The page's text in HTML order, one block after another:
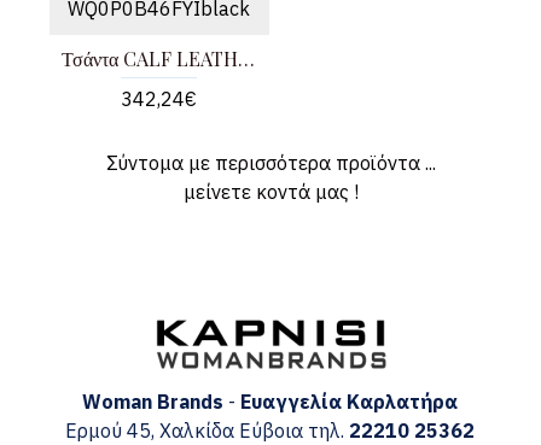
WQ0P0B46FYIblack
Τσάντα CALF LEATHER - BOS TAURUS
342,24€
Σύντομα με περισσότερα προϊόντα ...
μείνετε κοντά μας !
Woman Brands - Ευαγγελία Καρλατήρα
Ερμού 45, Χαλκίδα Εύβοια τηλ. 22210 25362